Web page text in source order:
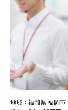
地域： 福岡県 福岡市